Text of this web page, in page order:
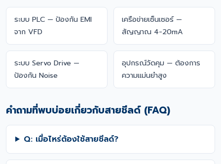
ระบบ PLC — ป้องกัน EMI
จาก VFD
เครือข่ายเซ็นเซอร์ —
สัญญาณ 4-20mA
ระบบ Servo Drive —
ป้องกัน Noise
อุปกรณ์วัดคุม — ต้องการ
ความแม่นยำสูง
คำถามที่พบบ่อยเกี่ยวกับสายชีลด์ (FAQ)
Q: เมื่อไหร่ต้องใช้สายชีลด์?